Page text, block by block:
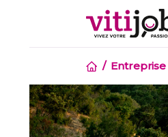
Entreprise